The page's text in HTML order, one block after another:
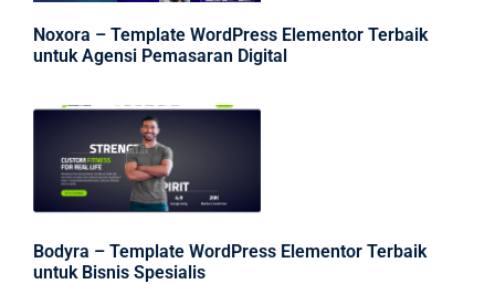
Noxora – Template WordPress Elementor Terbaik
untuk Agensi Pemasaran Digital
Bodyra – Template WordPress Elementor Terbaik
untuk Bisnis Spesialis